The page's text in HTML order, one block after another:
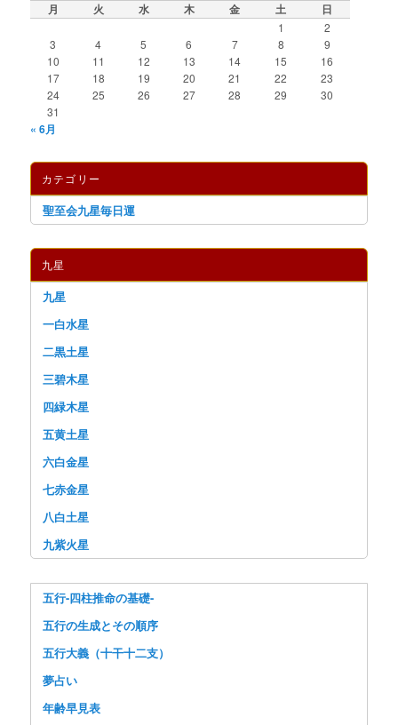
月 火 水 木 金 土 日
1
2
3
4 5 6 7 8
9
10
11 12 13 14 15
16
17
18 19 20 21 22
23
24
25 26 27 28 29
30
31
« 6月
カテゴリー
聖至会九星毎日運
九星
九星
一白水星
二黒土星
三碧木星
四緑木星
五黄土星
六白金星
七赤金星
八白土星
九紫火星
五行-四柱推命の基礎-
五行の生成とその順序
五行大義（十干十二支）
夢占い
年齢早見表